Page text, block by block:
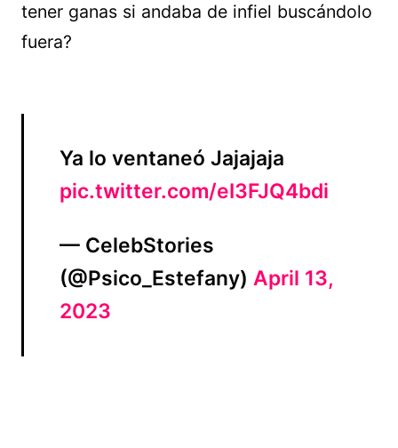
tener ganas si andaba de infiel buscándolo
fuera?
Ya lo ventaneó Jajajaja
pic.twitter.com/eI3FJQ4bdi
— CelebStories
(@Psico_Estefany) April 13,
2023